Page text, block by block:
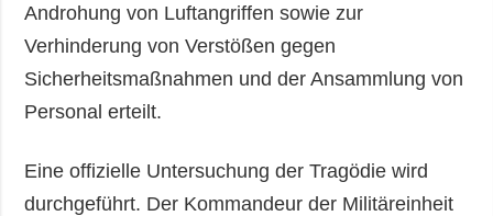
Androhung von Luftangriffen sowie zur
Verhinderung von Verstößen gegen
Sicherheitsmaßnahmen und der Ansammlung von
Personal erteilt.
Eine offizielle Untersuchung der Tragödie wird
durchgeführt. Der Kommandeur der Militäreinheit